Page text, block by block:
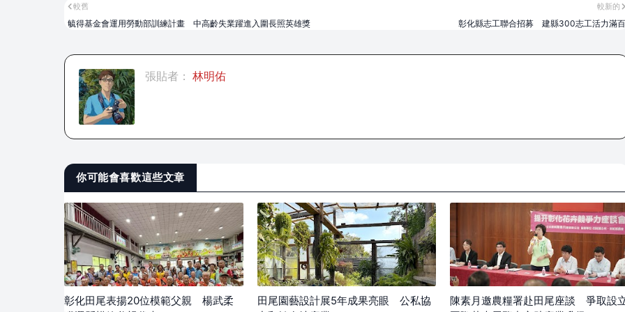
較新的
彰化縣志工聯合招募 建縣300志工活力滿百
較舊
毓得基金會運用勞動部訓練計畫 中高齡失業躍進入圍長照英雄獎
張貼者： 林明佑
你可能會喜歡這些文章
彰化田尾表揚20位模範父親 楊武柔
田尾園藝設計展5年成果亮眼 公私協
陳素月邀農糧署赴田尾座談 爭取設